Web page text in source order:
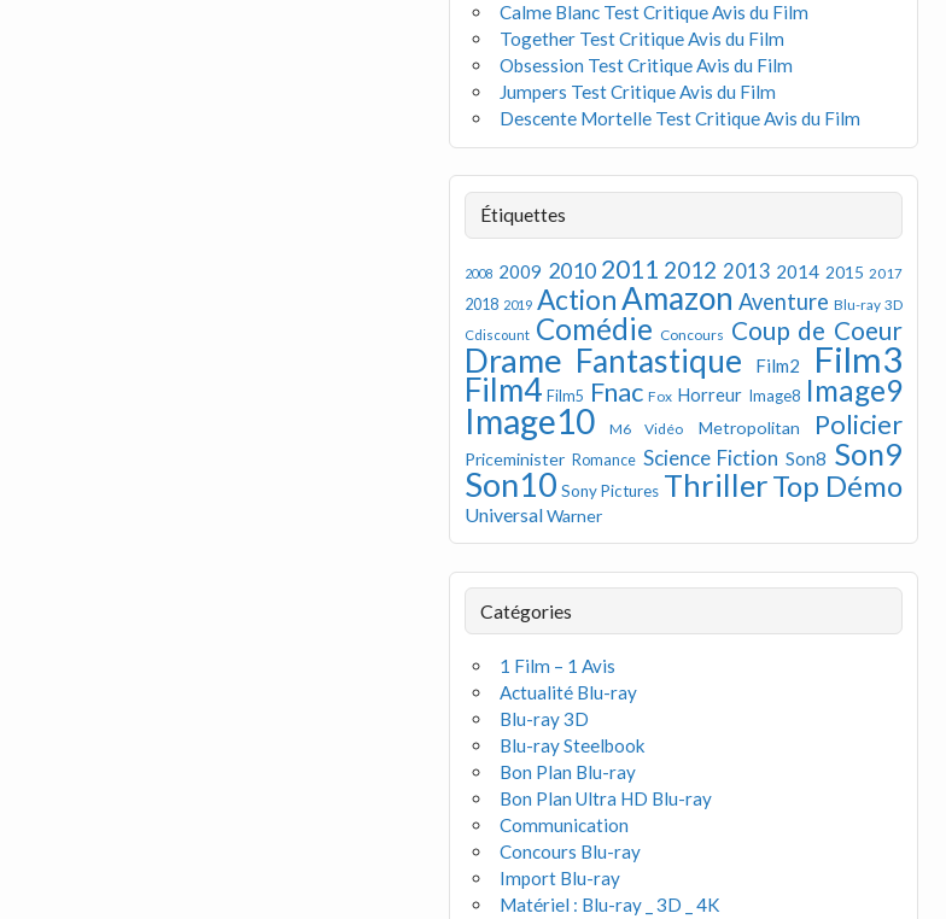
Calme Blanc Test Critique Avis du Film
Together Test Critique Avis du Film
Obsession Test Critique Avis du Film
Jumpers Test Critique Avis du Film
Descente Mortelle Test Critique Avis du Film
Étiquettes
2008 2009 2010 2011 2012 2013 2014 2015 2017
2018 2019 ActionAmazon Aventure Blu-ray 3D
Cdiscount Comédie Concours Coup de Coeur
Drame Fantastique Film2 Film3
Film4 Film5 Fnac Fox Horreur Image8 Image9
Image10 M6 Vidéo Metropolitan Policier
Priceminister Romance Science Fiction Son8 Son9
Son10 Sony Pictures ThrillerTop Démo
UniversalWarner
Catégories
1 Film – 1 Avis
Actualité Blu-ray
Blu-ray 3D
Blu-ray Steelbook
Bon Plan Blu-ray
Bon Plan Ultra HD Blu-ray
Communication
Concours Blu-ray
Import Blu-ray
Matériel : Blu-ray _ 3D _ 4K